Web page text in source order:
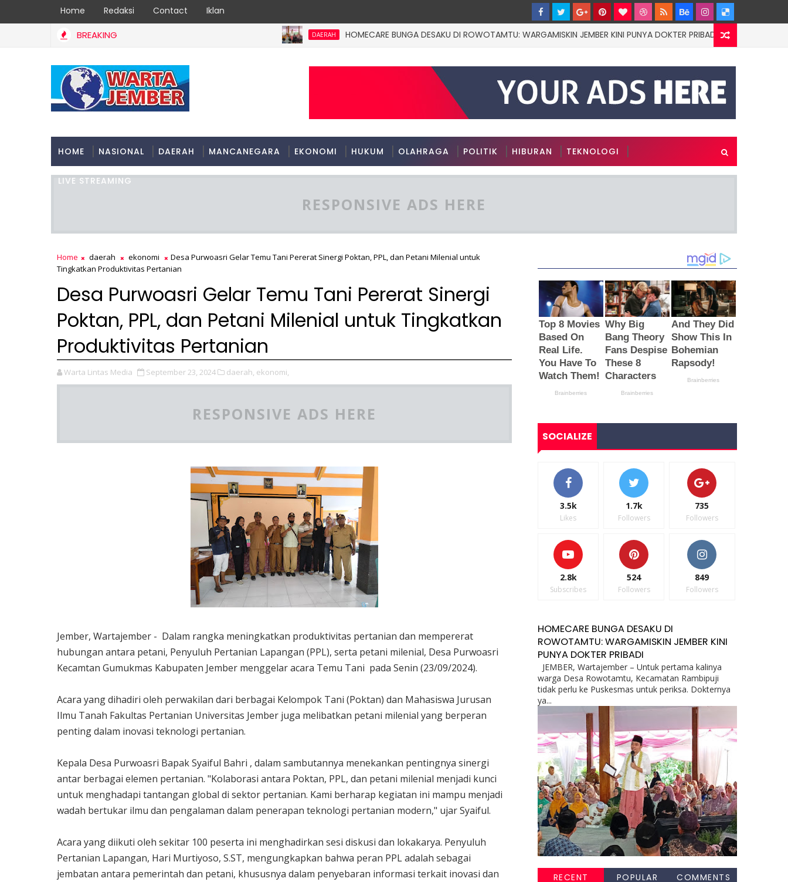
Home Redaksi Contact Iklan
BREAKING DAERAH HOMECARE BUNGA DESAKU DI ROWOTAMTU: WARGAMISKIN JEMBER KINI PUNYA DOKTER PRIBADI
HOME NASIONAL DAERAH MANCANEGARA EKONOMI HUKUM OLAHRAGA POLITIK HIBURAN TEKNOLOGI
LIVE STREAMING
RESPONSIVE ADS HERE
Home daerah ekonomi
Desa Purwoasri Gelar Temu Tani Pererat Sinergi Poktan, PPL, dan Petani Milenial untuk
Tingkatkan Produktivitas Pertanian
Desa Purwoasri Gelar Temu Tani Pererat Sinergi
Poktan, PPL, dan Petani Milenial untuk Tingkatkan
Produktivitas Pertanian
Warta Lintas Media September 23, 2024 daerah, ekonomi,
RESPONSIVE ADS HERE
Jember, Wartajember - Dalam rangka meningkatkan produktivitas pertanian dan mempererat
hubungan antara petani, Penyuluh Pertanian Lapangan (PPL), serta petani milenial, Desa Purwoasri
Kecamtan Gumukmas Kabupaten Jember menggelar acara Temu Tani pada Senin (23/09/2024).
Acara yang dihadiri oleh perwakilan dari berbagai Kelompok Tani (Poktan) dan Mahasiswa Jurusan
Ilmu Tanah Fakultas Pertanian Universitas Jember juga melibatkan petani milenial yang berperan
penting dalam inovasi teknologi pertanian.
Kepala Desa Purwoasri Bapak Syaiful Bahri , dalam sambutannya menekankan pentingnya sinergi
antar berbagai elemen pertanian. "Kolaborasi antara Poktan, PPL, dan petani milenial menjadi kunci
untuk menghadapi tantangan global di sektor pertanian. Kami berharap kegiatan ini mampu menjadi
wadah bertukar ilmu dan pengalaman dalam penerapan teknologi pertanian modern," ujar Syaiful.
Acara yang diikuti oleh sekitar 100 peserta ini menghadirkan sesi diskusi dan lokakarya. Penyuluh
Pertanian Lapangan, Hari Murtiyoso, S.ST, mengungkapkan bahwa peran PPL adalah sebagai
jembatan antara pemerintah dan petani, khususnya dalam penyebaran informasi terkait inovasi dan
SOCIALIZE
3.5k
Likes
1.7k
Followers
735
Followers
2.8k
Subscribes
524
Followers
849
Followers
HOMECARE BUNGA DESAKU DI
ROWOTAMTU: WARGAMISKIN JEMBER KINI
PUNYA DOKTER PRIBADI
JEMBER, Wartajember – Untuk pertama kalinya
warga Desa Rowotamtu, Kecamatan Rambipuji
tidak perlu ke Puskesmas untuk periksa. Dokternya
ya...
RECENT POPULAR COMMENTS